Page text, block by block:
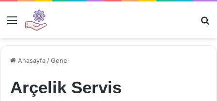
Menü
Anasayfa /Genel
Arçelik Servis